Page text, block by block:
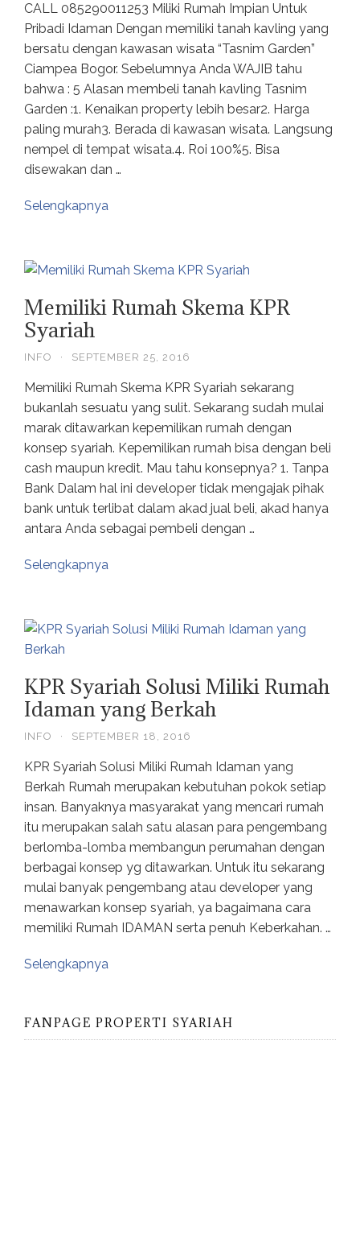
CALL 085290011253 Miliki Rumah Impian Untuk
Pribadi Idaman Dengan memiliki tanah kavling yang
bersatu dengan kawasan wisata “Tasnim Garden”
Ciampea Bogor. Sebelumnya Anda WAJIB tahu
bahwa : 5 Alasan membeli tanah kavling Tasnim
Garden :1. Kenaikan property lebih besar2. Harga
paling murah3. Berada di kawasan wisata. Langsung
nempel di tempat wisata.4. Roi 100%5. Bisa
disewakan dan …
Selengkapnya
Memiliki Rumah Skema KPR
Syariah
INFO · SEPTEMBER 25, 2016
Memiliki Rumah Skema KPR Syariah sekarang
bukanlah sesuatu yang sulit. Sekarang sudah mulai
marak ditawarkan kepemilikan rumah dengan
konsep syariah. Kepemilikan rumah bisa dengan beli
cash maupun kredit. Mau tahu konsepnya? 1. Tanpa
Bank Dalam hal ini developer tidak mengajak pihak
bank untuk terlibat dalam akad jual beli, akad hanya
antara Anda sebagai pembeli dengan …
Selengkapnya
KPR Syariah Solusi Miliki Rumah
Idaman yang Berkah
INFO · SEPTEMBER 18, 2016
KPR Syariah Solusi Miliki Rumah Idaman yang
Berkah Rumah merupakan kebutuhan pokok setiap
insan. Banyaknya masyarakat yang mencari rumah
itu merupakan salah satu alasan para pengembang
berlomba-lomba membangun perumahan dengan
berbagai konsep yg ditawarkan. Untuk itu sekarang
mulai banyak pengembang atau developer yang
menawarkan konsep syariah, ya bagaimana cara
memiliki Rumah IDAMAN serta penuh Keberkahan. …
Selengkapnya
FANPAGE PROPERTI SYARIAH